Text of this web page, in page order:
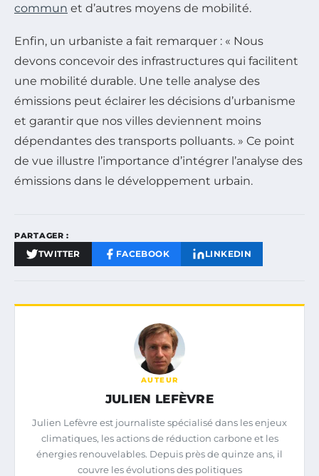
commun et d’autres moyens de mobilité.
Enfin, un urbaniste a fait remarquer : « Nous
devons concevoir des infrastructures qui facilitent
une mobilité durable. Une telle analyse des
émissions peut éclairer les décisions d’urbanisme
et garantir que nos villes deviennent moins
dépendantes des transports polluants. » Ce point
de vue illustre l’importance d’intégrer l’analyse des
émissions dans le développement urbain.
PARTAGER :
TWITTER FACEBOOK LINKEDIN
AUTEUR
JULIEN LEFÈVRE
Julien Lefèvre est journaliste spécialisé dans les enjeux
climatiques, les actions de réduction carbone et les
énergies renouvelables. Depuis près de quinze ans, il
couvre les évolutions des politiques